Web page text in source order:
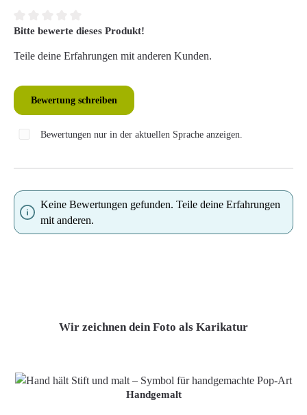
Durchschnittliche Bewertung von 0 von 5 Sternen
Bitte bewerte dieses Produkt!
Teile deine Erfahrungen mit anderen Kunden.
Bewertung schreiben
Bewertungen nur in der aktuellen Sprache anzeigen.
Keine Bewertungen gefunden. Teile deine Erfahrungen
mit anderen.
Wir zeichnen dein Foto als Karikatur
Handgemalt